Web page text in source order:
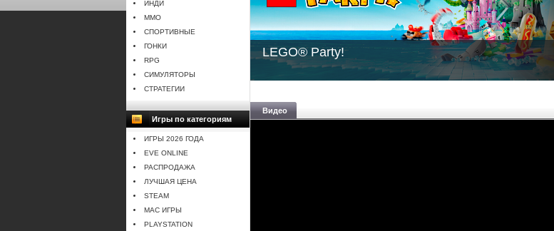
ИНДИ
MMO
СПОРТИВНЫЕ
ГОНКИ
RPG
СИМУЛЯТОРЫ
СТРАТЕГИИ
Игры по категориям
ИГРЫ 2026 ГОДА
EVE ONLINE
РАСПРОДАЖА
ЛУЧШАЯ ЦЕНА
STEAM
MAC ИГРЫ
PLAYSTATION
LEGO® Party!
Видео